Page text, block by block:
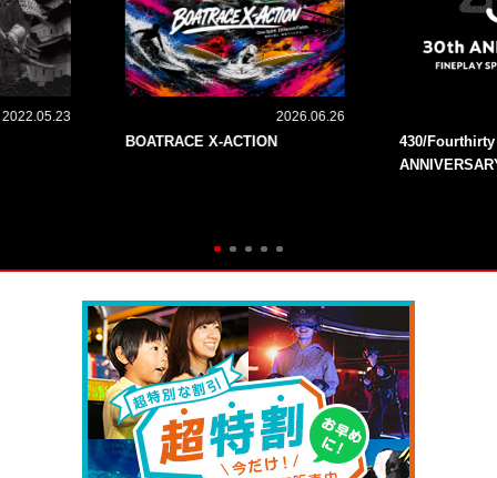
2022.05.23 2026.06.26
BOATRACE X-ACTION
430/